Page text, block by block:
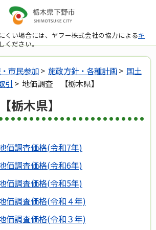
くい場合には、ヤフー株式会社の協力によるキ
ください。
市民参加> 施政方針・各種計画> 国土
引 > 地価調査 【栃木県】
木県】
価調査価格(令和7年)
価調査価格(令和6年)
価調査価格(令和5年)
価調査価格(令和４年)
価調査価格(令和３年)